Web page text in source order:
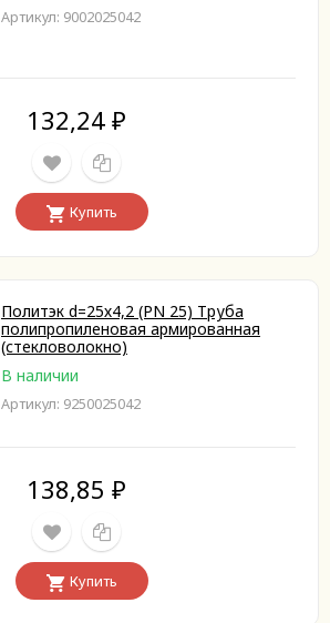
Артикул: 9002025042
132,24 ₽
Купить
Политэк d=25х4,2 (PN 25) Труба
полипропиленовая армированная
(стекловолокно)
В наличии
Артикул: 9250025042
138,85 ₽
Купить